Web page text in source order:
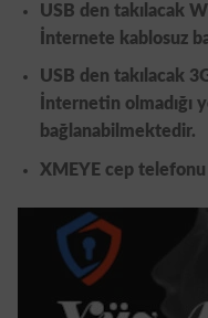
USB den takılacak
İnternete kablosuz
USB den takılacak
İnternetin olmadığı
bağlanabilmektedir.
XMEYE cep